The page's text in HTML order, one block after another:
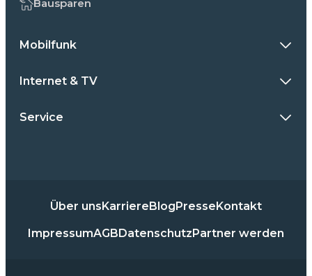
Bausparen
Mobilfunk
Internet & TV
Service
Über unsKarriereBlogPresseKontakt
ImpressumAGBDatenschutzPartner werden